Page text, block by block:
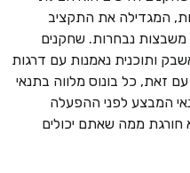
המגדילה את התקציב
משבצות נבחרות. שחקנים
ותוכנית נאמנות עם דרגות
זאת, כל בונוס מלווה בתנאי
המבצע לפני ההפעלה
ממה שאתם יכולים